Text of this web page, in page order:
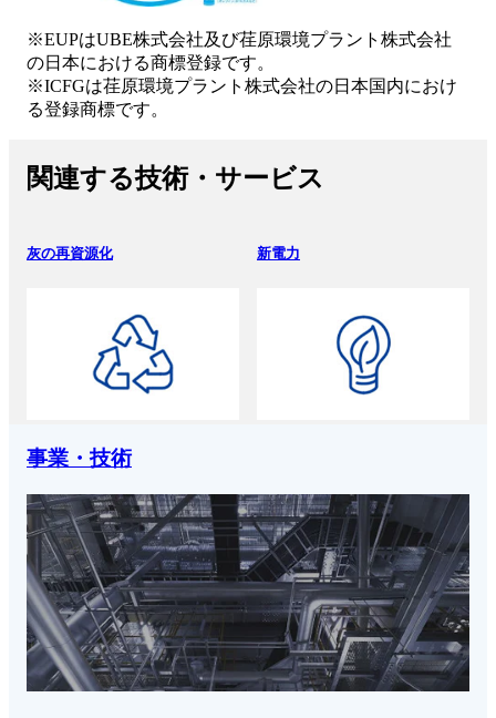
※EUPはUBE株式会社及び荏原環境プラント株式会社
の日本における商標登録です。
※ICFGは荏原環境プラント株式会社の日本国内におけ
る登録商標です。
関連する技術・サービス
灰の再資源化 新電力
事業・技術